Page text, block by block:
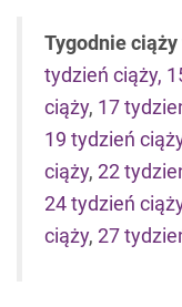
Tygodnie
tydzień ciąży,
ciąży, 17
19 tydzień
ciąży, 22
24 tydzień
ciąży, 27